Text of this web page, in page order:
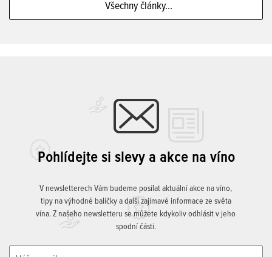
Všechny články...
Pohlídejte si slevy a akce na víno
V newsletterech Vám budeme posílat aktuální akce na víno,
tipy na výhodné balíčky a další zajímavé informace ze světa
vína. Z našeho newsletteru se můžete kdykoliv odhlásit v jeho
spodní části.